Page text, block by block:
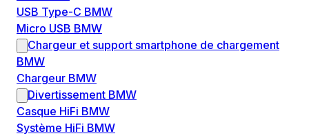
USB Type-C BMW
Micro USB BMW
Chargeur et support smartphone de chargement
BMW
Chargeur BMW
Divertissement BMW
Casque HiFi BMW
Système HiFi BMW